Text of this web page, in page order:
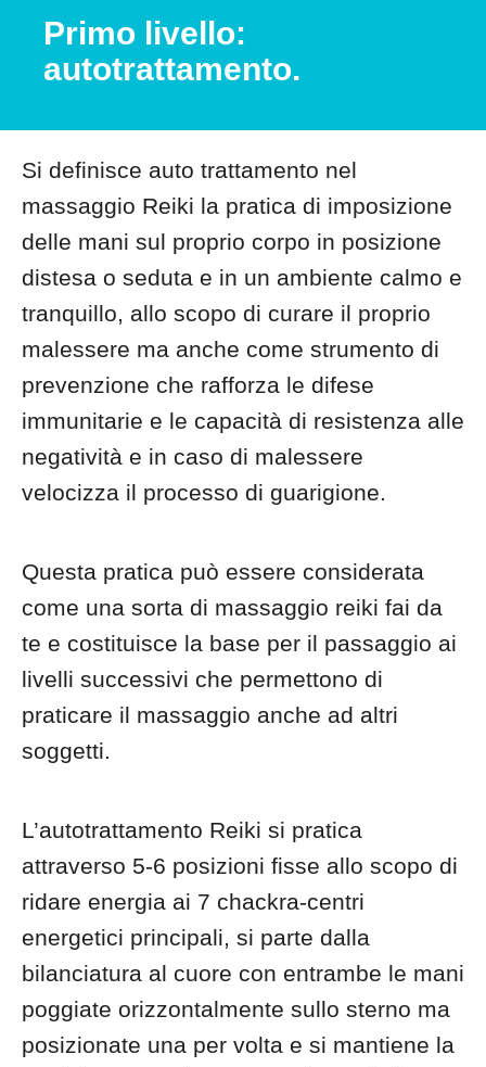
Primo livello:
autotrattamento.
Si definisce auto trattamento nel
massaggio Reiki la pratica di imposizione
delle mani sul proprio corpo in posizione
distesa o seduta e in un ambiente calmo e
tranquillo, allo scopo di curare il proprio
malessere ma anche come strumento di
prevenzione che rafforza le difese
immunitarie e le capacità di resistenza alle
negatività e in caso di malessere
velocizza il processo di guarigione.
Questa pratica può essere considerata
come una sorta di massaggio reiki fai da
te e costituisce la base per il passaggio ai
livelli successivi che permettono di
praticare il massaggio anche ad altri
soggetti.
L’autotrattamento Reiki si pratica
attraverso 5-6 posizioni fisse allo scopo di
ridare energia ai 7 chackra-centri
energetici principali, si parte dalla
bilanciatura al cuore con entrambe le mani
poggiate orizzontalmente sullo sterno ma
posizionate una per volta e si mantiene la